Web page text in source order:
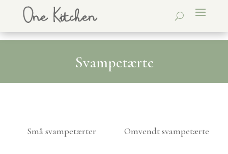
Svampetærte
Små svampetærter Omvendt svampetærte